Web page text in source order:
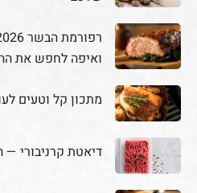
ואיפה לחפש את
מתכון קל וטעים
דיאטת קרניבורי